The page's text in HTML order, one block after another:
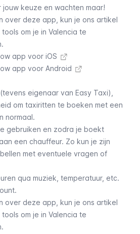
jouw keuze en wachten maar!
over deze app, kun je ons artikel
om je in Valencia te
app voor iOS
app voor Android
eigenaar van Easy Taxi),
om taxiritten te boeken met een
normaal.
gebruiken en zodra je boekt
een chauffeur. Zo kun je zijn
met eventuele vragen of
qua muziek, temperatuur, etc.
over deze app, kun je ons artikel
om je in Valencia te